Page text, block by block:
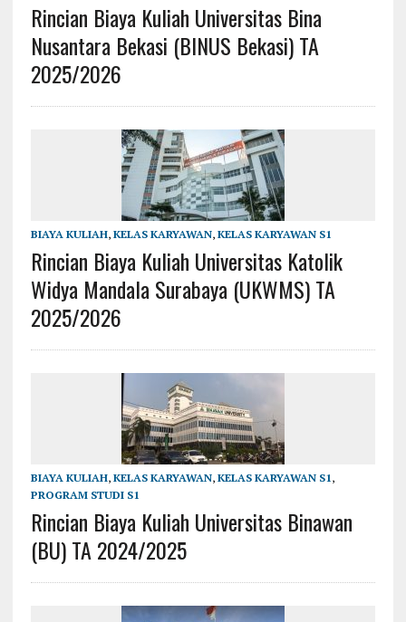
Rincian Biaya Kuliah Universitas Bina
Nusantara Bekasi (BINUS Bekasi) TA
2025/2026
BIAYA KULIAH, KELAS KARYAWAN, KELAS KARYAWAN S1
Rincian Biaya Kuliah Universitas Katolik
Widya Mandala Surabaya (UKWMS) TA
2025/2026
BIAYA KULIAH, KELAS KARYAWAN, KELAS KARYAWAN S1,
PROGRAM STUDI S1
Rincian Biaya Kuliah Universitas Binawan
(BU) TA 2024/2025